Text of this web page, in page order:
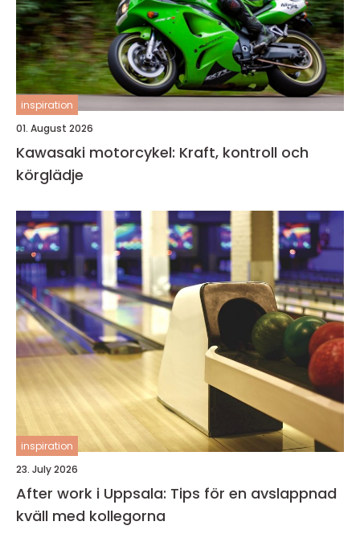
inspiration
01. August 2026
Kawasaki motorcykel: Kraft, kontroll och
körglädje
inspiration
23. July 2026
After work i Uppsala: Tips för en avslappnad
kväll med kollegorna